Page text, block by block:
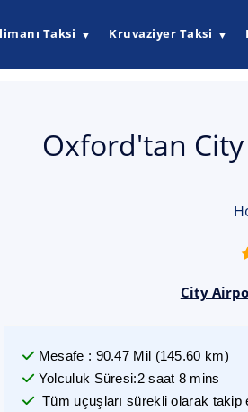
Taksi ▼ Kruvaziyer Taksi ▼
Oxford'tan
City
Mesafe : 90.47 Mil (145.60 km)
Yolculuk Süresi:2 saat 8 mins
Tüm uçuşları sürekli olarak